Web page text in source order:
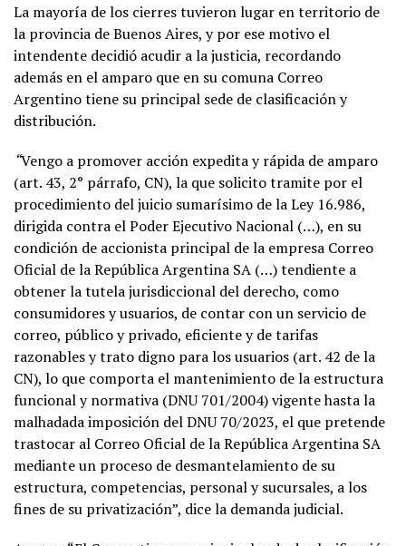
La mayoría de los cierres tuvieron lugar en territorio de
la provincia de Buenos Aires, y por ese motivo el
intendente decidió acudir a la justicia, recordando
además en el amparo que en su comuna Correo
Argentino tiene su principal sede de clasificación y
distribución.
“Vengo a promover acción expedita y rápida de amparo
(art. 43, 2° párrafo, CN), la que solicito tramite por el
procedimiento del juicio sumarísimo de la Ley 16.986,
dirigida contra el Poder Ejecutivo Nacional (…), en su
condición de accionista principal de la empresa Correo
Oficial de la República Argentina SA (…) tendiente a
obtener la tutela jurisdiccional del derecho, como
consumidores y usuarios, de contar con un servicio de
correo, público y privado, eficiente y de tarifas
razonables y trato digno para los usuarios (art. 42 de la
CN), lo que comporta el mantenimiento de la estructura
funcional y normativa (DNU 701/2004) vigente hasta la
malhadada imposición del DNU 70/2023, el que pretende
trastocar al Correo Oficial de la República Argentina SA
mediante un proceso de desmantelamiento de su
estructura, competencias, personal y sucursales, a los
fines de su privatización”, dice la demanda judicial.